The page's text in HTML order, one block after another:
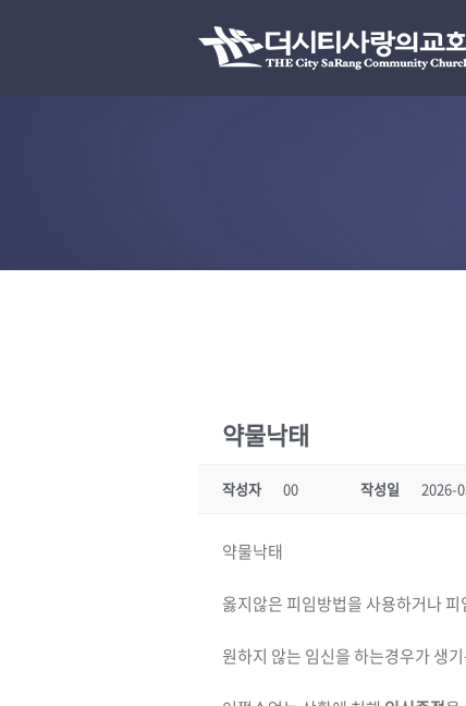
약물낙­태
작성자 00 작성일 2026-
약물낙­태
옳지않은 피임방법을 사용하거나
원하지 않는 임신을 하는경우가 생